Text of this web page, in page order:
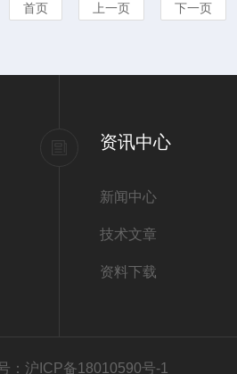
的清洁剂或酒精来
首页 上一页 下一页
资讯中心
新闻中心
技术文章
资料下载
：沪ICP备18010590号-1